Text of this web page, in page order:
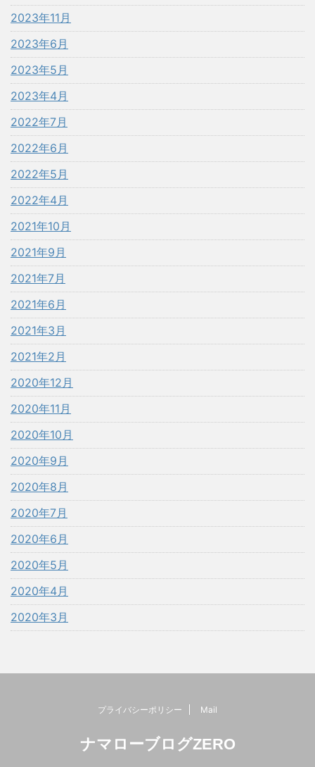
2023年11月
2023年6月
2023年5月
2023年4月
2022年7月
2022年6月
2022年5月
2022年4月
2021年10月
2021年9月
2021年7月
2021年6月
2021年3月
2021年2月
2020年12月
2020年11月
2020年10月
2020年9月
2020年8月
2020年7月
2020年6月
2020年5月
2020年4月
2020年3月
プライバシーポリシー Mail
ナマローブログZERO